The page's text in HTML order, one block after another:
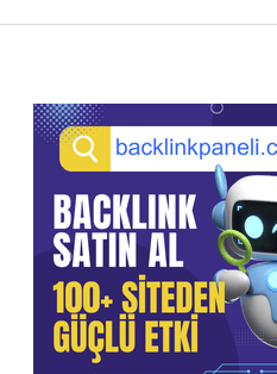
Sidebar